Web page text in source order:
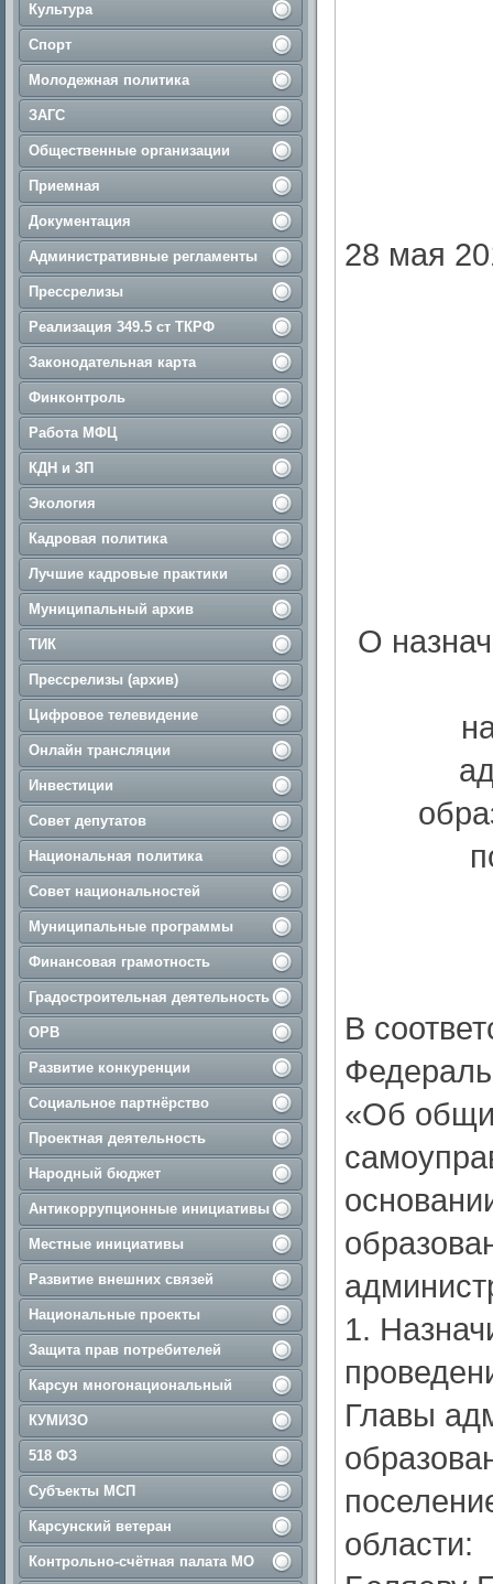
Культура
Спорт
Молодежная политика
ЗАГС
Общественные организации
Приемная
Документация
Административные регламенты
Прессрелизы
Реализация 349.5 ст ТКРФ
Законодательная карта
Финконтроль
Работа МФЦ
КДН и ЗП
Экология
Кадровая политика
Лучшие кадровые практики
Муниципальный архив
ТИК
Прессрелизы (архив)
Цифровое телевидение
Онлайн трансляции
Инвестиции
Совет депутатов
Национальная политика
Совет национальностей
Муниципальные программы
Финансовая грамотность
Градостроительная деятельность
ОРВ
Развитие конкуренции
Социальное партнёрство
Проектная деятельность
Народный бюджет
Антикоррупционные инициативы
Местные инициативы
Развитие внешних связей
Национальные проекты
Защита прав потребителей
Карсун многонациональный
КУМИЗО
518 ФЗ
Субъекты МСП
Карсунский ветеран
Контрольно-счётная палата МО
28 мая
О
В
«Об
1.
Главы
области: